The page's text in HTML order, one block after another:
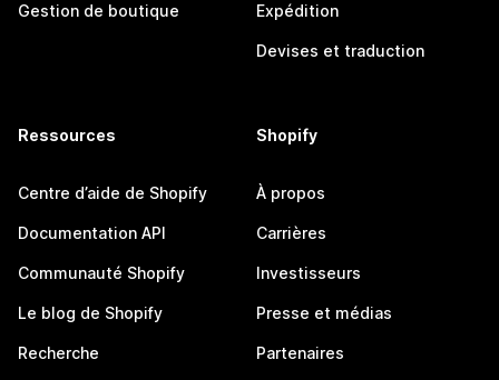
Gestion de boutique Expédition
Devises et traduction
Ressources
Centre d’aide de Shopify
Documentation API
Communauté Shopify
Le blog de Shopify
Recherche
Shopify
À propos
Carrières
Investisseurs
Presse et médias
Partenaires